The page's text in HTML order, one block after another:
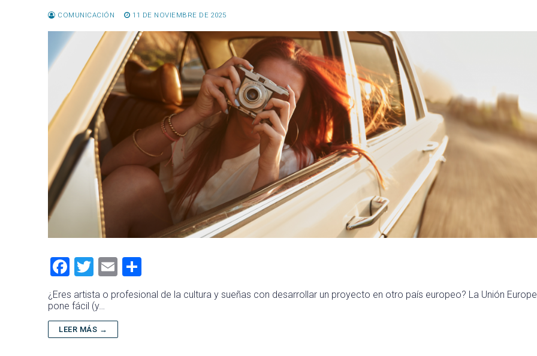
COMUNICACIÓN 11 DE NOVIEMBRE DE 2025
F
ce
b
o
T
tt
er
E
m
ai
l
m
¿Eres artista o profesional de la cultura y sueñas con desarrollar un proyecto en otro país europeo? La Unión
pone fácil (y…
LEER MÁS →